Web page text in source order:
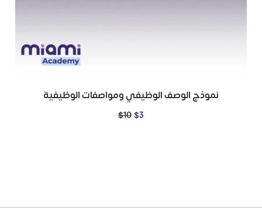
نموذج الوصف الوظيفي ومواصفات الوظيفية
$10$3